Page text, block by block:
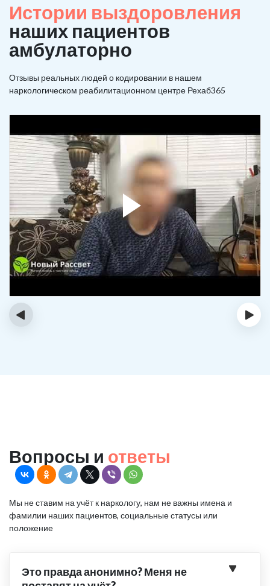
Истории выздоровления
наших пациентов
амбулаторно
Отзывы реальных людей о кодировании в нашем
наркологическом реабилитационном центре Рехаб365
‹ ›
Вопросы и ответы
Мы не ставим на учёт к наркологу, нам не важны имена и
фамилии наших пациентов, социальные статусы или
положение
Это правда анонимно? Меня не